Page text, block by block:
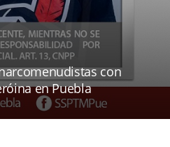
con
en Puebla